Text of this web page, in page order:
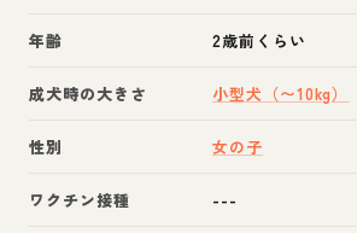
年齢 2歳前くらい
成犬時の大きさ 小型犬（〜10kg）
性別 女の子
ワクチン接種 ---